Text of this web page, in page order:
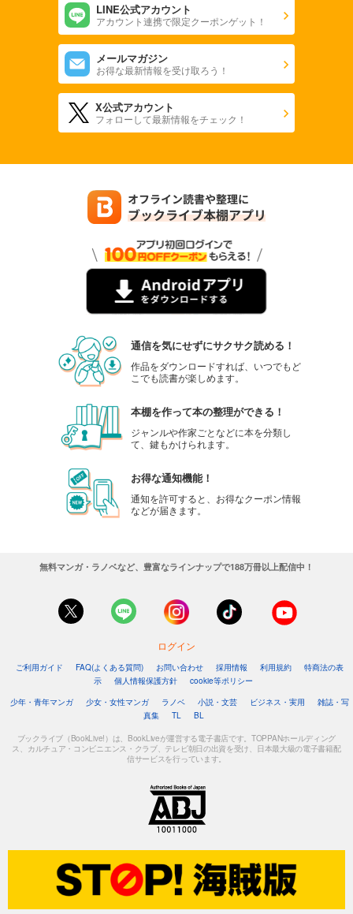
LINE公式アカウント
アカウント連携で限定クーポンゲット！
メールマガジン
お得な最新情報を受け取ろう！
X公式アカウント
フォローして最新情報をチェック！
通信を気にせずにサクサク読める！
作品をダウンロードすれば、いつでもど
こでも読書が楽しめます。
本棚を作って本の整理ができる！
ジャンルや作家ごとなどに本を分類し
て、鍵もかけられます。
お得な通知機能！
通知を許可すると、お得なクーポン情報
などが届きます。
無料マンガ・ラノベなど、豊富なラインナップで188万冊以上配信中！
ログイン
ご利用ガイド FAQ(よくある質問) お問い合わせ 採用情報 利用規約
特商法の表
示
個人情報保護方針
cookie等ポリシー
少年・青年マンガ
少女・女性マンガ ラノベ 小説・文芸 ビジネス・実用
雑誌・写
真集
TL BL
ブックライブ（BookLive!）は、BookLiveが運営する電子書店です。TOPPANホールディング
ス、カルチュア・コンビニエンス・クラブ、テレビ朝日の出資を受け、日本最大級の電子書籍配
信サービスを行っています。